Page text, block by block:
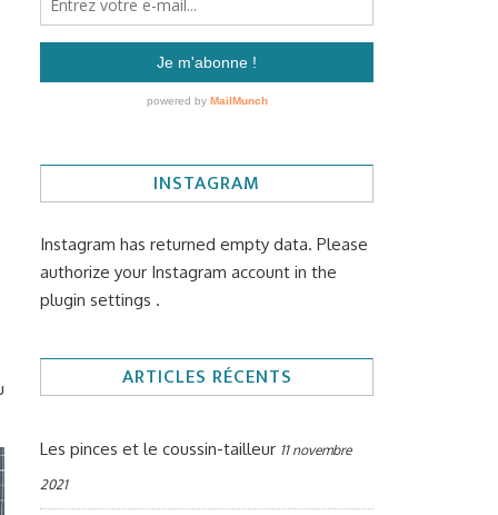
INSTAGRAM
Instagram has returned empty data. Please
authorize your Instagram account in the
plugin settings .
ARTICLES RÉCENTS
Les pinces et le coussin-tailleur 11 novembre
2021